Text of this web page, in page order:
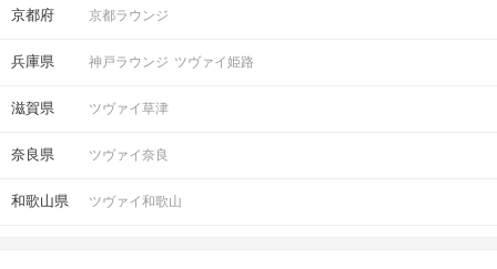
京都府 京都ラウンジ
兵庫県 神戸ラウンジ ツヴァイ姫路
滋賀県 ツヴァイ草津
奈良県 ツヴァイ奈良
和歌山県 ツヴァイ和歌山